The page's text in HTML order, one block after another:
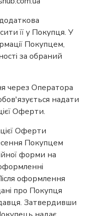
її у Покупця. У
Покупцем,
за обраний
через Оператора
надати
Оферти.
Оферти
Покупцем
форми на
оформлення
про Покупця
Затвердивши